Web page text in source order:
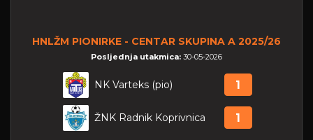
HNLŽM PIONIRKE - CENTAR SKUPINA A 2025/26
Posljednja utakmica: 30-05-2026
NK Varteks (pio) 1
ŽNK Radnik Koprivnica 1